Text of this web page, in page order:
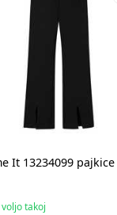
It13234099 pajkice
takoj